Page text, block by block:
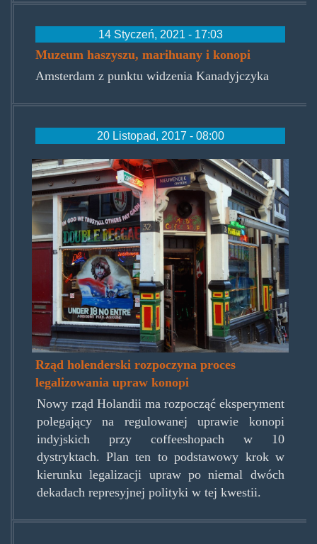
14 Styczeń, 2021 - 17:03
Muzeum haszyszu, marihuany i konopi
Amsterdam z punktu widzenia Kanadyjczyka
20 Listopad, 2017 - 08:00
dutch-
government-
backs-
legal-
cannabis.jpg
Rząd holenderski rozpoczyna proces
legalizowania upraw konopi
Nowy rząd Holandii ma rozpocząć eksperyment
polegający na regulowanej uprawie konopi
indyjskich przy coffeeshopach w 10
dystryktach. Plan ten to podstawowy krok w
kierunku legalizacji upraw po niemal dwóch
dekadach represyjnej polityki w tej kwestii.